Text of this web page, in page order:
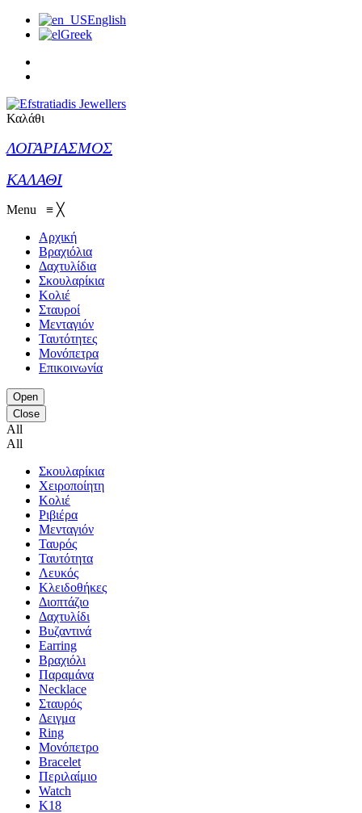
English
Greek
Καλάθι
ΛΟΓΑΡΙΑΣΜΟΣ
ΚΑΛΑΘΙ
Menu ≡ ╳
Αρχική
Βραχιόλια
Δαχτυλίδια
Σκουλαρίκια
Κολιέ
Σταυροί
Μενταγιόν
Ταυτότητες
Μονόπετρα
Επικοινωνία
Open
Close
All
All
Σκουλαρίκια
Χειροποίητη
Κολιέ
Ριβιέρα
Μενταγιόν
Ταυρός
Ταυτότητα
Λευκός
Κλειδοθήκες
Διοπτάζιο
Δαχτυλίδι
Βυζαντινά
Earring
Βραχιόλι
Παραμάνα
Necklace
Σταυρός
Δειγμα
Ring
Μονόπετρο
Bracelet
Περιλαίμιο
Watch
K18